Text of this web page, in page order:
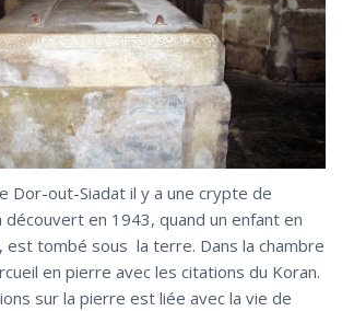
Dor-out-Siadat il y a une crypte de
découvert en 1943, quand un enfant en
est tombé sous la terre. Dans la chambre
en pierre avec les citations du Koran.
sur la pierre est liée avec la vie de